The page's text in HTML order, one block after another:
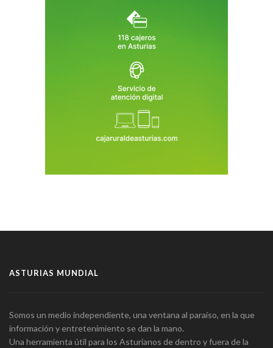
ASTURIAS MUNDIAL
Somos un medio independiente, una ventana al paraíso, en la que
información y entretenimiento se dan la mano.
Una herramienta útil para los Asturianos de dentro y fuera de la